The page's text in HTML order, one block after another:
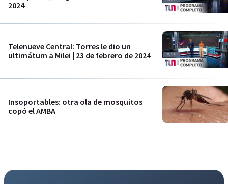
2024
Telenueve Central: Torres le dio un
ultimátum a Milei | 23 de febrero de 2024
Insoportables: otra ola de mosquitos
copó el AMBA